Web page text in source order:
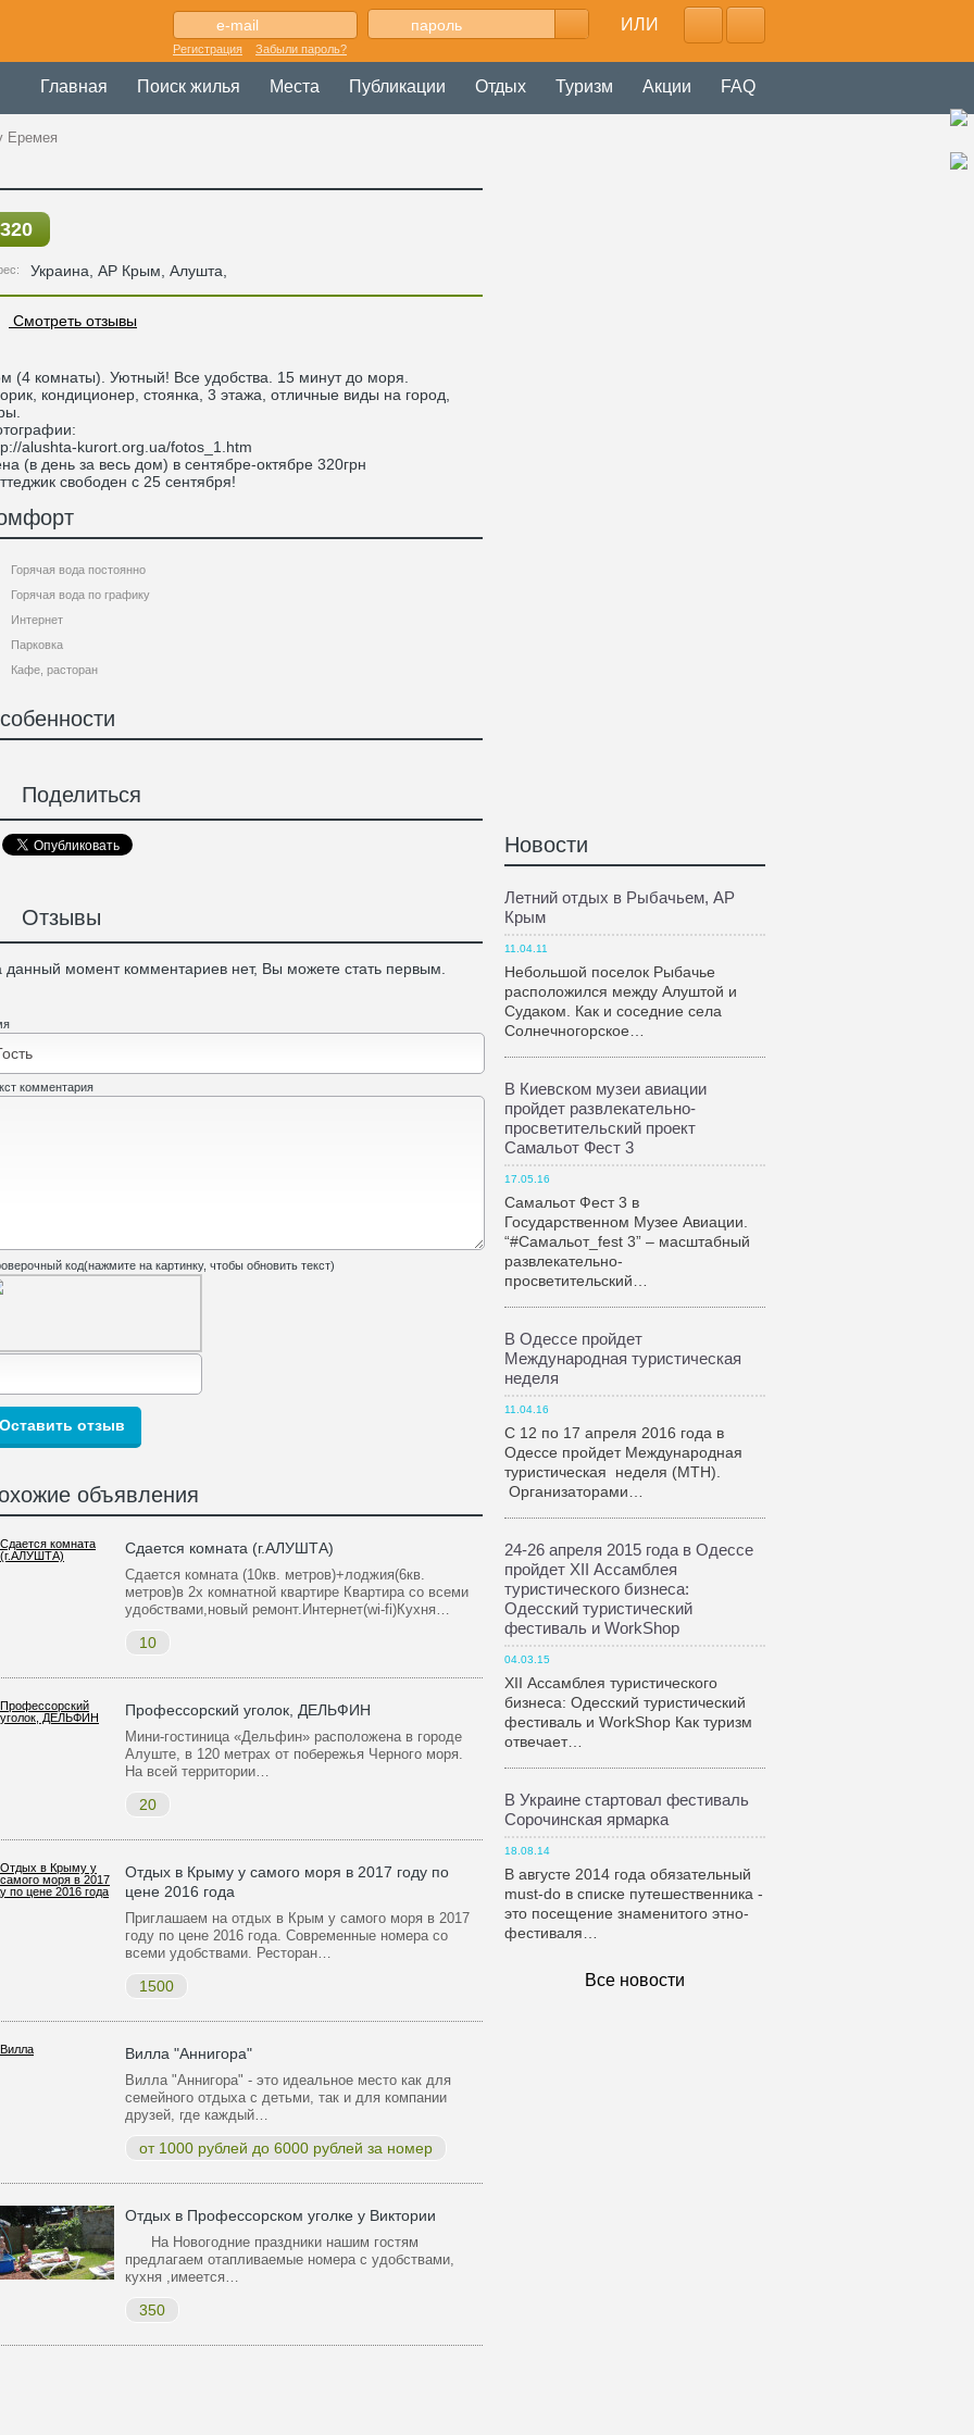
ИЛИ
Регистрация Забыли пароль?
Главная Поиск жилья Места Публикации Отдых Туризм Акции FAQ
Еремея
320
Украина АР Крым , Алушта,
Смотреть отзывы
(4 комнаты). Уютный! Все удобства. 15 минут до моря.
кондиционер, стоянка, 3 этажа, отличные виды на город,
alushta-kurort.org.ua/fotos_1.htm
(в день за весь дом) в сентябре-октябре 320грн
свободен с 25 сентября!
Горячая вода постоянно
Горячая вода по графику
Интернет
Парковка
Кафе, расторан
Поделиться
Отзывы
данный момент комментариев нет, Вы можете стать первым.
комментария
код(нажмите на картинку, чтобы обновить текст)
объявления
Сдается комната (г.АЛУШТА)
Сдается комната (10кв. метров)+лоджия(6кв.
метров)в 2х комнатной квартире Квартира со всеми
удобствами,новый ремонт.Интернет(wi-fi)Кухня…
10
Профессорский уголок, ДЕЛЬФИН
Мини-гостиница «Дельфин» расположена в городе
Алуште, в 120 метрах от побережья Черного моря.
На всей территории…
20
Отдых в Крыму у самого моря в 2017 году по
цене 2016 года
Приглашаем на отдых в Крым у самого моря в 2017
году по цене 2016 года. Современные номера со
всеми удобствами. Ресторан…
1500
Вилла "Аннигора"
Вилла "Аннигора" - это идеальное место как для
семейного отдыха с детьми, так и для компании
друзей, где каждый…
от 1000 рублей до 6000 рублей за номер
Отдых в Профессорском уголке у Виктории
На Новогодние праздники нашим гостям
предлагаем отапливаемые номера с удобствами,
кухня ,имеется…
350
Новости
Летний отдых в Рыбачьем, АР
Крым
11.04.11
Небольшой поселок Рыбачье
расположился между Алуштой и
Судаком. Как и соседние села
Солнечногорское…
В Киевском музеи авиации
пройдет развлекательно-
просветительский проект
Самальот Фест 3
17.05.16
Самальот Фест 3 в
Государственном Музее Авиации.
“#Самальот_fest 3” – масштабный
развлекательно-
просветительский…
В Одессе пройдет
Международная туристическая
неделя
11.04.16
С 12 по 17 апреля 2016 года в
Одессе пройдет Международная
туристическая неделя (МТН).
Организаторами…
24-26 апреля 2015 года в Одессе
пройдет XII Ассамблея
туристического бизнеса:
Одесский туристический
фестиваль и WorkShop
04.03.15
XII Ассамблея туристического
бизнеса: Одесский туристический
фестиваль и WorkShop Как туризм
отвечает…
В Украине стартовал фестиваль
Сорочинская ярмарка
18.08.14
В августе 2014 года обязательный
must-do в списке путешественника -
это посещение знаменитого этно-
фестиваля…
Все новости